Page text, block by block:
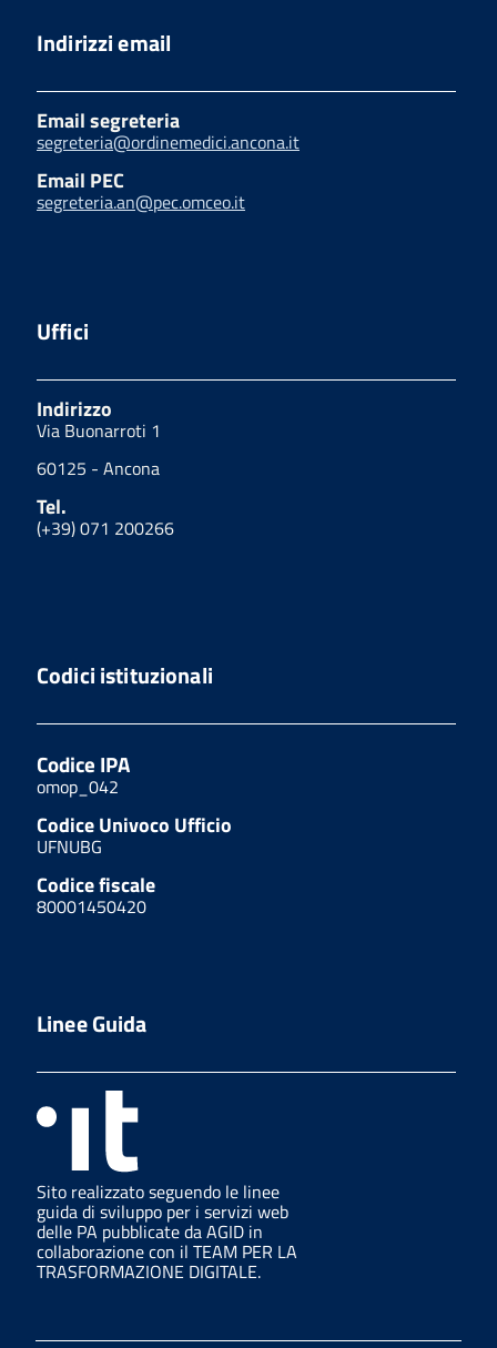
Indirizzi email
Email segreteria
segreteria@ordinemedici.ancona.it
Email PEC
segreteria.an@pec.omceo.it
Uffici
Indirizzo
Via Buonarroti 1
60125 - Ancona
Tel.
(+39) 071 200266
Codici istituzionali
Codice IPA
omop_042
Codice Univoco Ufficio
UFNUBG
Codice fiscale
80001450420
Linee Guida
Sito realizzato seguendo le linee
guida di sviluppo per i servizi web
delle PA pubblicate da AGID in
collaborazione con il TEAM PER LA
TRASFORMAZIONE DIGITALE.